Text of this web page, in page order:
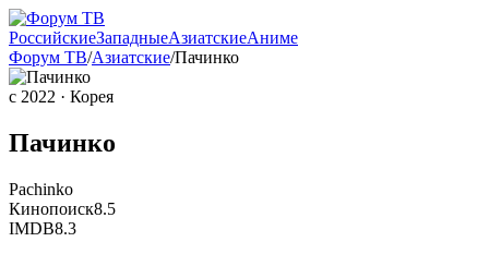
РоссийскиеЗападныеАзиатскиеАниме
Форум ТВ/Азиатские/Пачинко
с 2022 · Корея
Пачинко
Pachinko
Кинопоиск8.5
IMDB8.3